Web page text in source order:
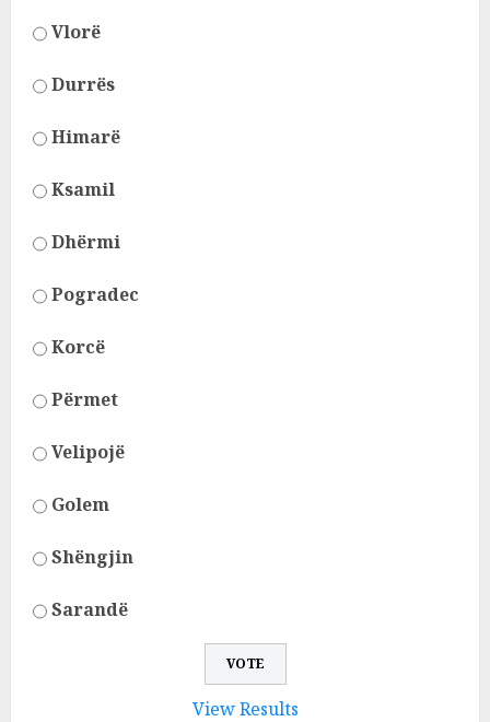
Vlorë
Durrës
Himarë
Ksamil
Dhërmi
Pogradec
Korcë
Përmet
Velipojë
Golem
Shëngjin
Sarandë
View Results